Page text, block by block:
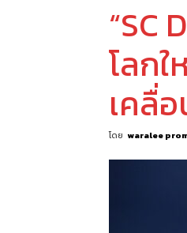
“SC
โลก
เคลื่
โดย waralee